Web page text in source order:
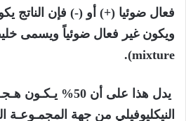
فعال ضوئيا (+) أو (-) فإن الناتج
mixture).
يدل هذا على أن 50%
النيكليوفيلي من جهة المجمـوعـة